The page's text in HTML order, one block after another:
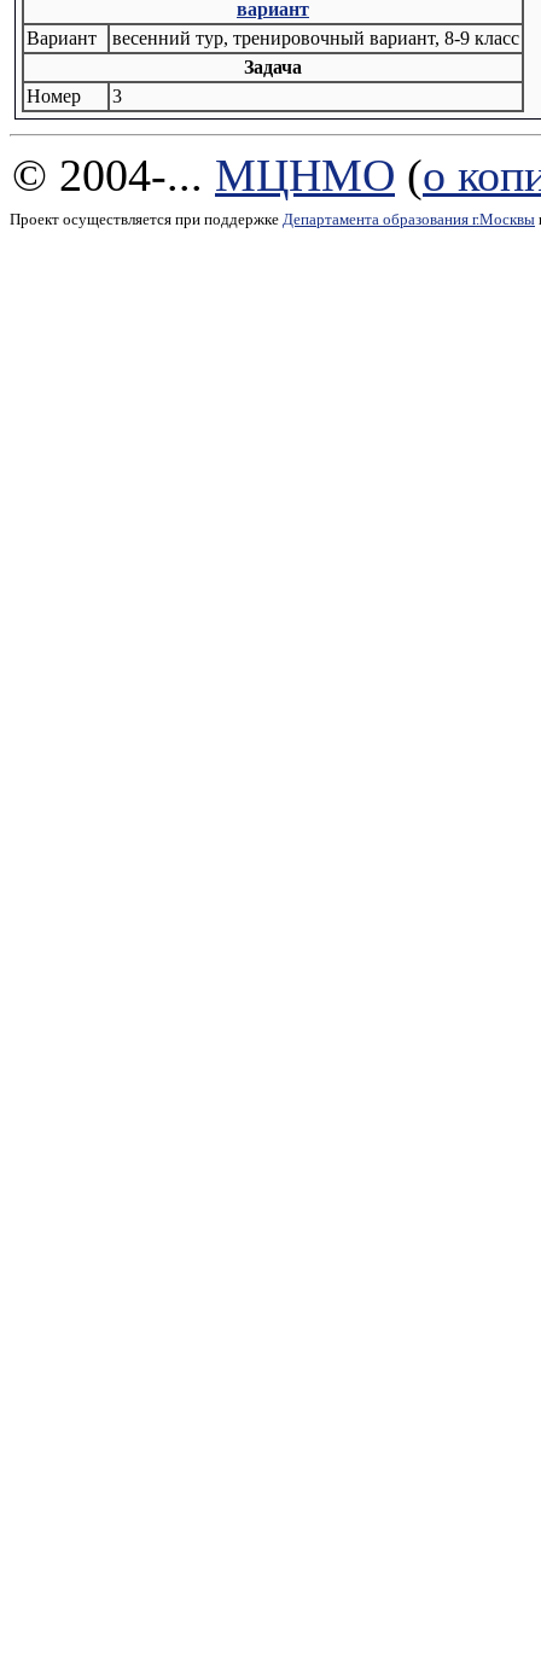
вариант
Вариант
весенний тур, тренировочный вариант, 8-9 класс
Задача
Номер
3
© 2004-... МЦНМО (о
Проект осуществляется при поддержке Департамента образования г.Москвы